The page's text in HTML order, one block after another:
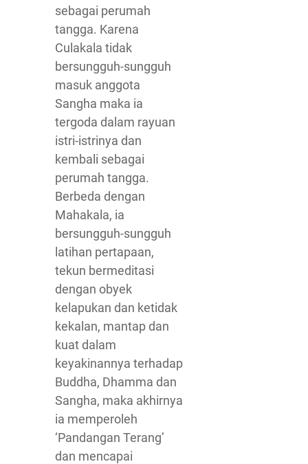
sebagai perumah
tangga. Karena
Culakala tidak
bersungguh-sungguh
masuk anggota
Sangha maka ia
tergoda dalam rayuan
istri-istrinya dan
kembali sebagai
perumah tangga.
Berbeda dengan
Mahakala, ia
bersungguh-sungguh
latihan pertapaan,
tekun bermeditasi
dengan obyek
kelapukan dan ketidak
kekalan, mantap dan
kuat dalam
keyakinannya terhadap
Buddha, Dhamma dan
Sangha, maka akhirnya
ia memperoleh
‘Pandangan Terang’
dan mencapai